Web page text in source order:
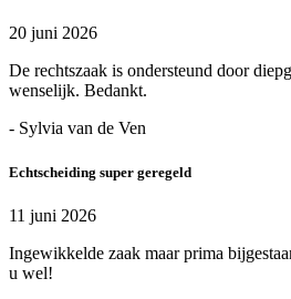
20 juni 2026
De rechtszaak is ondersteund door
wenselijk. Bedankt.
- Sylvia van de Ven
Echtscheiding super geregeld
11 juni 2026
Ingewikkelde zaak maar prima
u wel!